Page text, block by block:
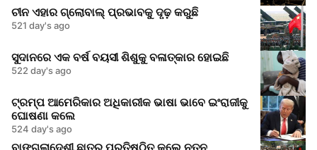
ଚୀନ ଏହାର ଗ୍ଲୋବାଲ୍ ପ୍ରଭାବକୁ ଦୃଢ଼ କରୁଛି
521 day's ago
ସୁଦାନରେ ଏକ ବର୍ଷ ବୟସୀ ଶିଶୁକୁ ବଳାତ୍କାର ହୋଇଛି
522 day's ago
ଟ୍ରମ୍ପ ଆମେରିକାର ଅଧିକାରୀକ ଭାଷା ଭାବେ ଇଂରାଜୀକୁ
ଘୋଷଣା କଲେ
524 day's ago
ବାଙ୍ଗ୍ଲାଦେଶୀ ଛାତ୍ର ପ୍ରତିଷ୍ଠିତ କଲେ ନୂତନ